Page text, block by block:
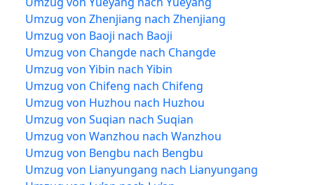
Umzug von Zhenjiang nach Zhenjiang
Umzug von Baoji nach Baoji
Umzug von Changde nach Changde
Umzug von Yibin nach Yibin
Umzug von Chifeng nach Chifeng
Umzug von Huzhou nach Huzhou
Umzug von Suqian nach Suqian
Umzug von Wanzhou nach Wanzhou
Umzug von Bengbu nach Bengbu
Umzug von Lianyungang nach Lianyungang